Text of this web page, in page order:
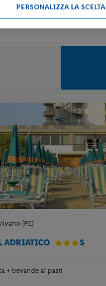
colazione + traghetto a/r
(PE)
ADRIATICO S
+ bevande ai pasti
PERSONALIZZA LA SCELTA